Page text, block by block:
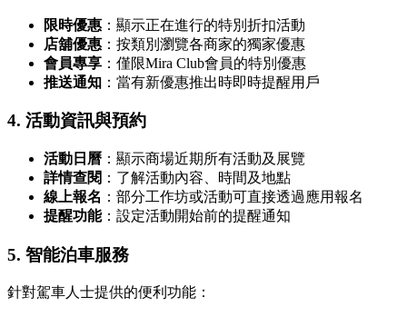
限時優惠 ：顯示正在進行的特別折扣活動
店舖優惠 ：按類別瀏覽各商家的獨家優惠
會員專享 ：僅限Mira Club會員的特別優惠
推送通知 ：當有新優惠推出時即時提醒用戶
4. 活動資訊與預約
活動日曆 ：顯示商場近期所有活動及展覽
詳情查閱 ：了解活動內容、時間及地點
線上報名 ：部分工作坊或活動可直接透過應用報名
提醒功能：設定活動開始前的提醒通知
5. 智能泊車服務
針對駕車人士提供的便利功能：